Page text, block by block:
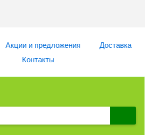
Акции и предложения
Доставка
Контакты